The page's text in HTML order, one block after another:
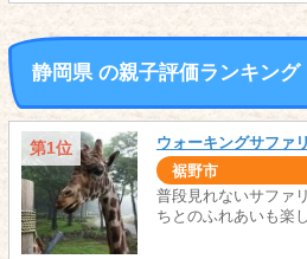
静岡県 の親子評価ランキング
第1位 ウォーキングサファリ
裾野市
普段見れないサファ
ちとのふれあいも楽し